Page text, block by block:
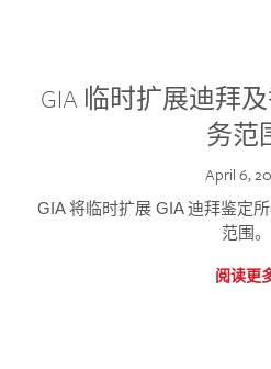
GIA 临时扩展迪拜
务范
April 6,
GIA 将临时扩展 GIA 迪拜鉴定
范围。
阅读更